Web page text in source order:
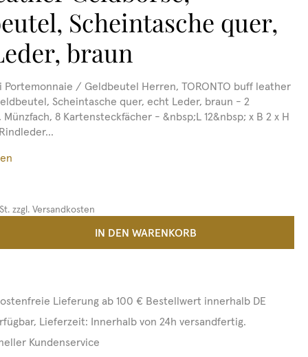
Scheintasche quer,
braun
Portemonnaie / Geldbeutel Herren, TORONTO buff leather
Scheintasche quer, echt Leder, braun - 2
Münzfach, 8 Kartensteckfächer - &nbsp;L 12&nbsp; x B 2 x H
zzgl. Versandkosten
Anzahl: Gib den gewünschten Wert
IN DEN WARENKORB
Lieferung ab 100 € Bestellwert innerhalb DE
Lieferzeit: Innerhalb von 24h versandfertig.
Kundenservice